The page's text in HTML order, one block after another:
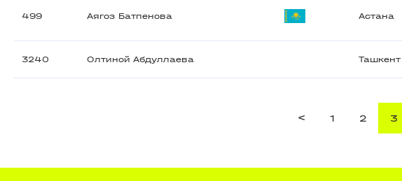
499 Аягоз Батпенова Астана
3240 Олтиной Абдуллаева Ташкент
< 1 2 3